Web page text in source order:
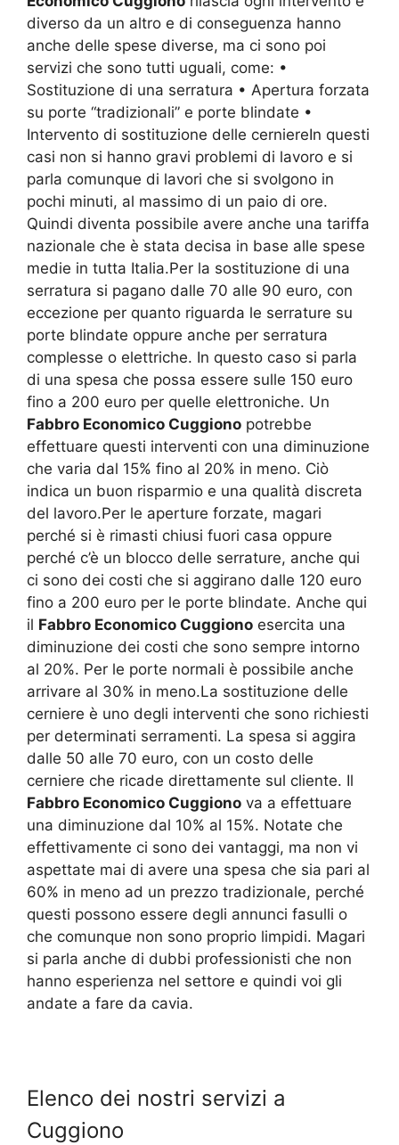
diverso da un altro e di conseguenza hanno
anche delle spese diverse, ma ci sono poi
servizi che sono tutti uguali, come: •
Sostituzione di una serratura • Apertura forzata
su porte “tradizionali” e porte blindate •
Intervento di sostituzione delle cerniereIn questi
casi non si hanno gravi problemi di lavoro e si
parla comunque di lavori che si svolgono in
pochi minuti, al massimo di un paio di ore.
Quindi diventa possibile avere anche una tariffa
nazionale che è stata decisa in base alle spese
medie in tutta Italia.Per la sostituzione di una
serratura si pagano dalle 70 alle 90 euro, con
eccezione per quanto riguarda le serrature su
porte blindate oppure anche per serratura
complesse o elettriche. In questo caso si parla
di una spesa che possa essere sulle 150 euro
fino a 200 euro per quelle elettroniche. Un
Fabbro Economico Cuggiono potrebbe
effettuare questi interventi con una diminuzione
che varia dal 15% fino al 20% in meno. Ciò
indica un buon risparmio e una qualità discreta
del lavoro.Per le aperture forzate, magari
perché si è rimasti chiusi fuori casa oppure
perché c’è un blocco delle serrature, anche qui
ci sono dei costi che si aggirano dalle 120 euro
fino a 200 euro per le porte blindate. Anche qui
il Fabbro Economico Cuggiono esercita una
diminuzione dei costi che sono sempre intorno
al 20%. Per le porte normali è possibile anche
arrivare al 30% in meno.La sostituzione delle
cerniere è uno degli interventi che sono richiesti
per determinati serramenti. La spesa si aggira
dalle 50 alle 70 euro, con un costo delle
cerniere che ricade direttamente sul cliente. Il
Fabbro Economico Cuggiono va a effettuare
una diminuzione dal 10% al 15%. Notate che
effettivamente ci sono dei vantaggi, ma non vi
aspettate mai di avere una spesa che sia pari al
60% in meno ad un prezzo tradizionale, perché
questi possono essere degli annunci fasulli o
che comunque non sono proprio limpidi. Magari
si parla anche di dubbi professionisti che non
hanno esperienza nel settore e quindi voi gli
andate a fare da cavia.
Elenco dei nostri servizi a
Cuggiono